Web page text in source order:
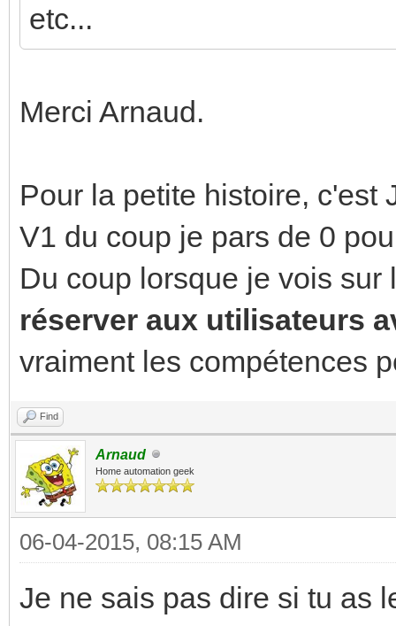
etc...
Merci Arnaud.
Pour la petite histoire, c'est
V1 du coup je pars de 0
Du coup lorsque je vois sur
réserver aux utilisateurs
vraiment les compétences
Find
Arnaud
Home automation geek
06-04-2015, 08:15 AM
Je ne sais pas dire si tu as